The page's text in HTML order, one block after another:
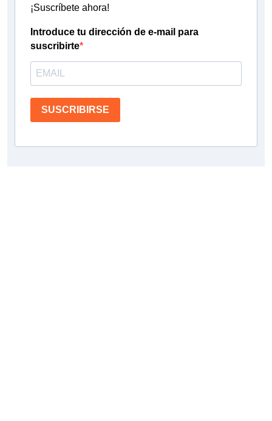
¡Suscríbete ahora!
Introduce tu dirección de e-mail para
suscribirte
SUSCRIBIRSE